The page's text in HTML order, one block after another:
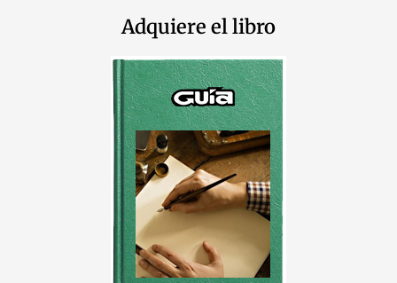
Adquiere el libro